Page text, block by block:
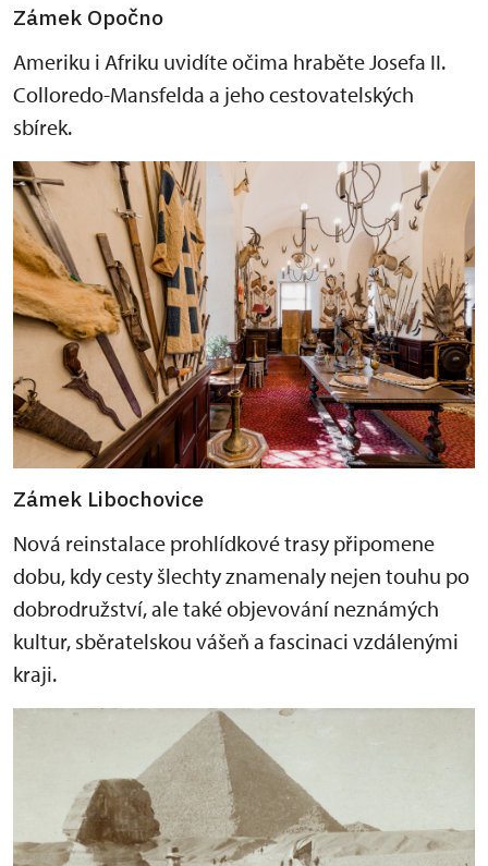
Zámek Opočno
Ameriku i Afriku uvidíte očima hraběte Josefa II.
Colloredo-Mansfelda a jeho cestovatelských
sbírek.
Zámek Libochovice
Nová reinstalace prohlídkové trasy připomene
dobu, kdy cesty šlechty znamenaly nejen touhu po
dobrodružství, ale také objevování neznámých
kultur, sběratelskou vášeň a fascinaci vzdálenými
kraji.